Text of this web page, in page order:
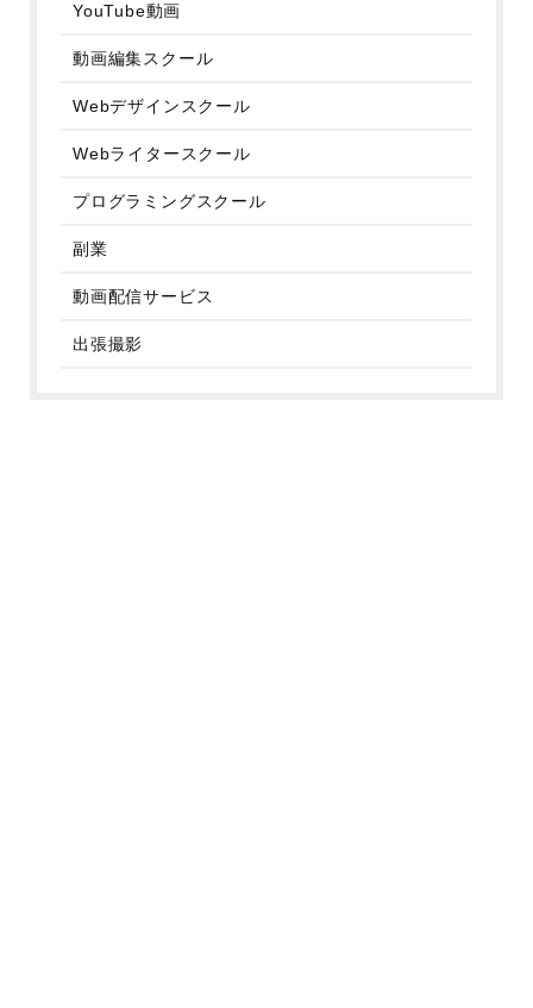
YouTube動画
動画編集スクール
Webデザインスクール
Webライタースクール
プログラミングスクール
副業
動画配信サービス
出張撮影